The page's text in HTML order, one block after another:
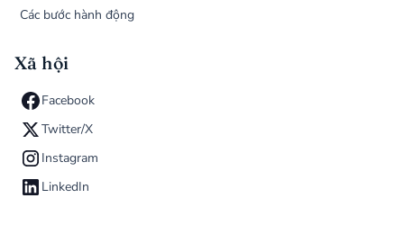
Các bước hành động
Xã hội
Facebook
Twitter/X
Instagram
LinkedIn